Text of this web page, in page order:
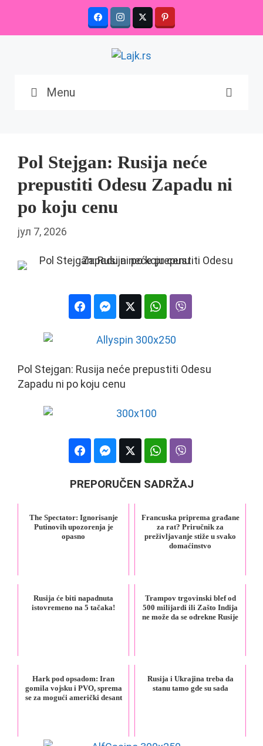
content
Menu
Pol Stejgan: Rusija neće
prepustiti Odesu Zapadu ni
po koju cenu
јул 7, 2026
Pol Stejgan: Rusija neće prepustiti Odesu
Zapadu ni po koju cenu
PREPORUČEN SADRŽAJ
The Spectator: Ignorisanje
Putinovih upozorenja je
opasno
Francuska priprema građane
za rat? Priručnik za
preživljavanje stiže u svako
domaćinstvo
Rusija će biti napadnuta
istovremeno na 5 tačaka!
Trampov trgovinski blef od
500 milijardi ili Zašto Indija
ne može da se odrekne Rusije
Hark pod opsadom: Iran
gomila vojsku i PVO, sprema
se za mogući američki desant
Rusija i Ukrajina treba da
stanu tamo gde su sada